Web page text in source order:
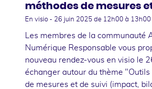
méthodes de mesures
En visio - 26 juin 2025 de 12h00 à 13h00
Les membres de la communauté
Numérique Responsable vous
nouveau rendez-vous en visio le
échanger autour du thème "Outils
de mesures et de suivi (impact,